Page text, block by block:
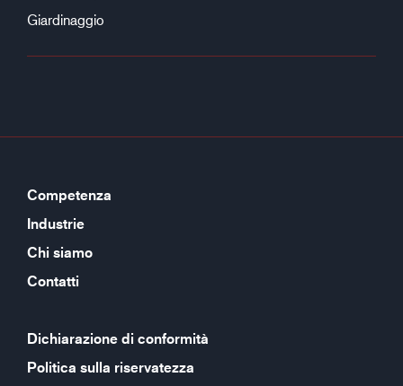
Giardinaggio
Competenza
Industrie
Chi siamo
Contatti
Dichiarazione di conformità
Politica sulla riservatezza